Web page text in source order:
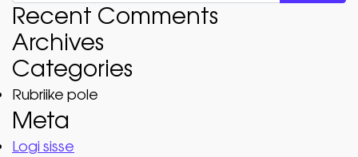
Recent Comments
Archives
Categories
Rubriike pole
Meta
Logi sisse